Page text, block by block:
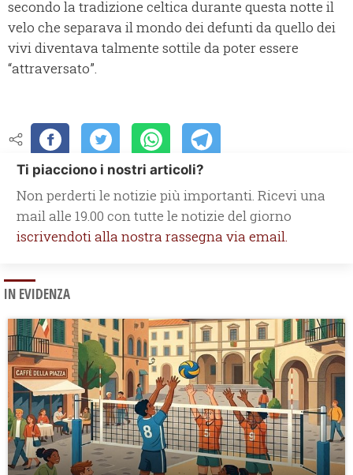
secondo la tradizione celtica durante questa notte il
velo che separava il mondo dei defunti da quello dei
vivi diventava talmente sottile da poter essere
“attraversato”.
Ti piacciono i nostri articoli?
Non perderti le notizie più importanti. Ricevi una
mail alle 19.00 con tutte le notizie del giorno
iscrivendoti alla nostra rassegna via email.
IN EVIDENZA